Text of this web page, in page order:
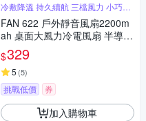
冷敷降溫 持久續航 三檔風力 小巧便
攜
FAN 622 戶外靜音風扇2200m
ah 桌面大風力冷電風扇 半導體
製冷手持冰敷空調風扇 （可上
飛機）
$329
5 (5)
挑戰低價 券
加入購物車